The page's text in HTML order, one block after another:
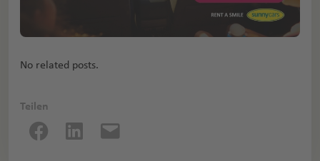
No related posts.
Teilen